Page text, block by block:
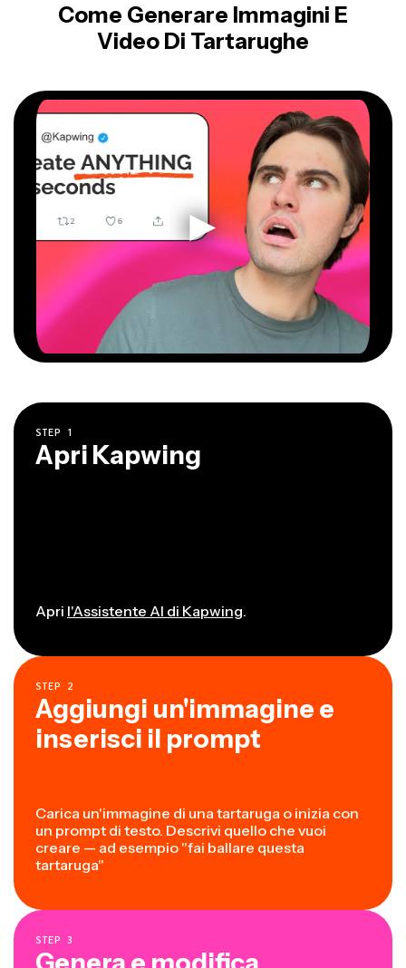
Come Generare Immagini E
Video Di Tartarughe
STEP 1
Apri Kapwing
Apri l'Assistente AI di Kapwing.
STEP 2
Aggiungi un'immagine e
inserisci il prompt
Carica un'immagine di una tartaruga o inizia con
un prompt di testo. Descrivi quello che vuoi
creare — ad esempio "fai ballare questa
tartaruga"
STEP 3